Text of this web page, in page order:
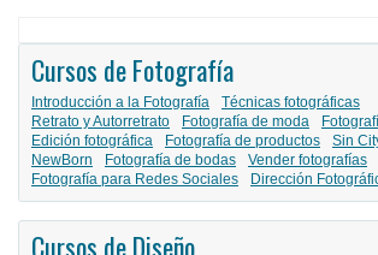
Cursos de Fotografía
Introducción a la Fotografía
Técnicas fotográficas
Retrato y Autorretrato
Fotografía de moda
Edición fotográfica
Fotografía de productos Sin
NewBorn
Fotografía de bodas
Vender fotografías
Fotografía para Redes Sociales
Dirección
Cursos de Diseño